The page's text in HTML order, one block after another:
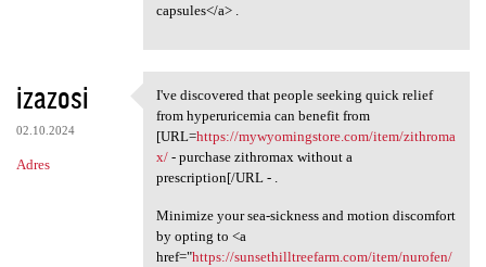
capsules</a> .
izazosi
02.10.2024
Adres
I've discovered that people
I've discovered that people seeking quick relief
from hyperuricemia can benefit from
[URL=https://mywyomingstore.com/item/zithroma
x/- purchase zithromax without a
prescription[/URL - .
Minimize your sea-sickness and motion discomfort
by opting to <a
href="https://sunsethilltreefarm.com/item/nurofen/